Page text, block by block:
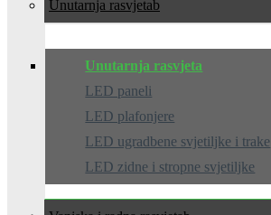
Unutarnja rasvjeta
Unutarnja rasvjeta
LED paneli
LED plafonjere
LED ugradbene svjetiljke i trake
LED zidne i stropne svjetiljke